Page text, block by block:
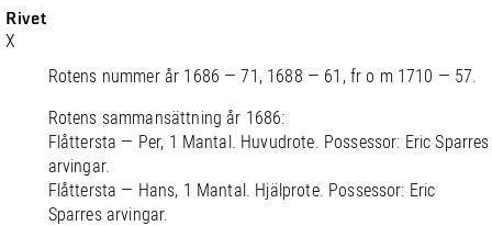
Rivet
X
Rotens nummer år 1686 — 71, 1688 — 61, fr o m 1710 — 57.
Rotens sammansättning år 1686:
Flåttersta — Per, 1 Mantal. Huvudrote. Possessor: Eric Sparres
arvingar.
Flåttersta — Hans, 1 Mantal. Hjälprote. Possessor: Eric
Sparres arvingar.